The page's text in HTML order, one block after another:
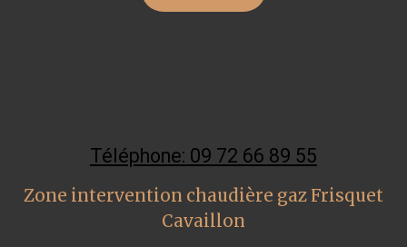
Téléphone: 09 72 66 89 55
Zone intervention chaudière gaz Frisquet
Cavaillon